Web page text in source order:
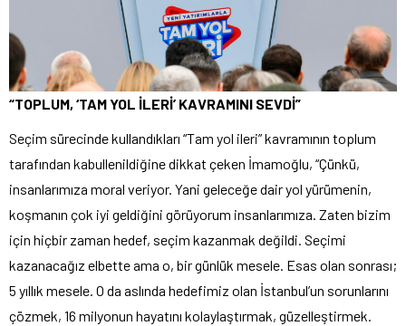
“TOPLUM, ‘TAM YOL İLERİ’ KAVRAMINI SEVDİ”
Seçim sürecinde kullandıkları “Tam yol ileri” kavramının toplum
tarafından kabullenildiğine dikkat çeken İmamoğlu, “Çünkü,
insanlarımıza moral veriyor. Yani geleceğe dair yol yürümenin,
koşmanın çok iyi geldiğini görüyorum insanlarımıza. Zaten bizim
için hiçbir zaman hedef, seçim kazanmak değildi. Seçimi
kazanacağız elbette ama o, bir günlük mesele. Esas olan sonrası;
5 yıllık mesele. O da aslında hedefimiz olan İstanbul’un sorunlarını
çözmek, 16 milyonun hayatını kolaylaştırmak, güzelleştirmek.